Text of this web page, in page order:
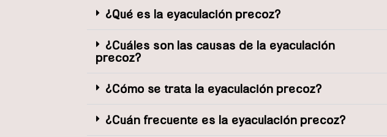
¿Qué es la eyaculación precoz?
¿Cuáles son las causas de la eyaculación
precoz?
¿Cómo se trata la eyaculación precoz?
¿Cuán frecuente es la eyaculación precoz?